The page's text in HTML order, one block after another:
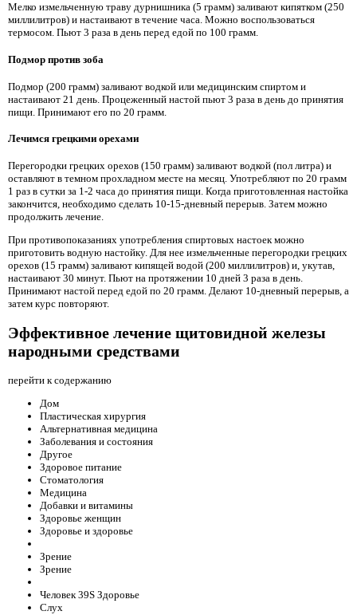
Мелко измельченную траву дурнишника (5 грамм) заливают кипятком (250
миллилитров) и настаивают в течение часа. Можно воспользоваться
термосом. Пьют 3 раза в день перед едой по 100 грамм.
Подмор против зоба
Подмор (200 грамм) заливают водкой или медицинским спиртом и
настаивают 21 день. Процеженный настой пьют 3 раза в день до принятия
пищи. Принимают его по 20 грамм.
Лечимся грецкими орехами
Перегородки грецких орехов (150 грамм) заливают водкой (пол литра) и
оставляют в темном прохладном месте на месяц. Употребляют по 20 грамм
1 раз в сутки за 1-2 часа до принятия пищи. Когда приготовленная настойка
закончится, необходимо сделать 10-15-дневный перерыв. Затем можно
продолжить лечение.
При противопоказаниях употребления спиртовых настоек можно
приготовить водную настойку. Для нее измельченные перегородки грецких
орехов (15 грамм) заливают кипящей водой (200 миллилитров) и, укутав,
настаивают 30 минут. Пьют на протяжении 10 дней 3 раза в день.
Принимают настой перед едой по 20 грамм. Делают 10-дневный перерыв, а
затем курс повторяют.
Эффективное лечение щитовидной железы
народными средствами
перейти к содержанию
Дом
Пластическая хирургия
Альтернативная медицина
Заболевания и состояния
Другое
Здоровое питание
Стоматология
Медицина
Добавки и витамины
Здоровье женщин
Здоровье и здоровье
Зрение
Зрение
Человек 39S Здоровье
Слух